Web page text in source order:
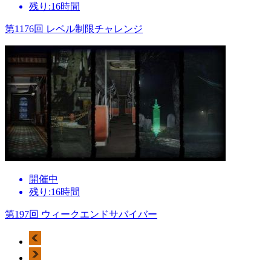
残り:16時間
第1176回 レベル制限チャレンジ
開催中
残り:16時間
第197回 ウィークエンドサバイバー